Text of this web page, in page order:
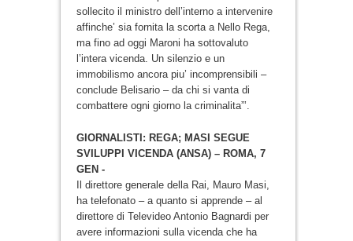
sollecito il ministro dell’interno a intervenire
affinche’ sia fornita la scorta a Nello Rega,
ma fino ad oggi Maroni ha sottovaluto
l’intera vicenda. Un silenzio e un
immobilismo ancora piu’ incomprensibili –
conclude Belisario – da chi si vanta di
combattere ogni giorno la criminalita”’.
GIORNALISTI: REGA; MASI SEGUE
SVILUPPI VICENDA (ANSA) – ROMA, 7
GEN -
Il direttore generale della Rai, Mauro Masi,
ha telefonato – a quanto si apprende – al
direttore di Televideo Antonio Bagnardi per
avere informazioni sulla vicenda che ha